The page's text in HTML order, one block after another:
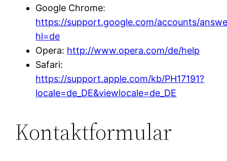
Google Chrome:
https://support.google.com/accounts/
hl=de
Opera: http://www.opera.com/de/help
Safari:
https://support.apple.com/kb/PH17191?
locale=de_DE&viewlocale=de_DE
Kontaktformular